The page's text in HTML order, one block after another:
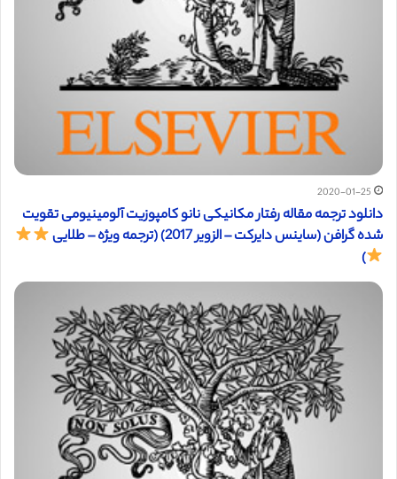
2020-01-25
دانلود ترجمه مقاله رفتار مکانیکی نانو کامپوزیت آلومینیومی تقویت
شده گرافن (ساینس دایرکت – الزویر 2017) (ترجمه ویژه – طلایی
)